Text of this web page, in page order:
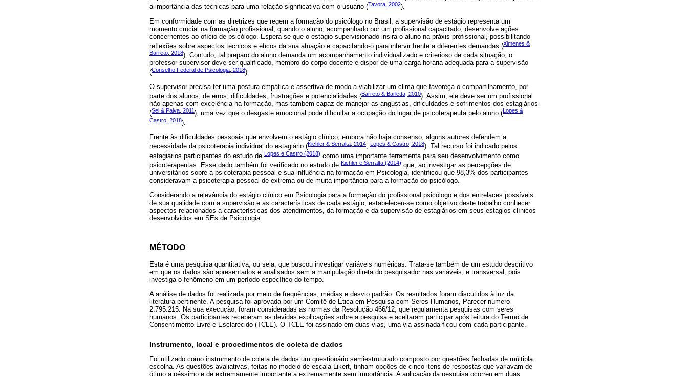
a importância das técnicas para uma relação significativa com o usuário (Tavora, 2002).
Em conformidade com as diretrizes que regem a formação do psicólogo no Brasil, a supervisão de estágio representa um
momento crucial na formação profissional, quando o aluno, acompanhado por um profissional capacitado, desenvolve ações
concernentes ao ofício de psicólogo. Espera-se que o estágio supervisionado insira o aluno na práxis profissional, possibilitando
reflexões sobre aspectos técnicos e éticos da sua atuação e capacitando-o para intervir frente a diferentes demandas (Ximenes &
Barreto, 2018). Contudo, tal preparo do aluno demanda um acompanhamento individualizado e criterioso de cada situação, o
professor supervisor deve ser qualificado, membro do corpo docente e dispor de uma carga horária adequada para a supervisão
(Conselho Federal de Psicologia, 2018).
O supervisor precisa ter uma postura empática e assertiva de modo a viabilizar um clima que favoreça o compartilhamento, por
parte dos alunos, de erros, dificuldades, frustrações e potencialidades (Barreto & Barletta, 2010). Assim, ele deve ser um profissional
não apenas com excelência na formação, mas também capaz de manejar as angústias, dificuldades e sofrimentos dos estagiários
(Sei & Paiva, 2011 ), uma vez que o desgaste emocional pode dificultar a ocupação do lugar de psicoterapeuta pelo aluno ( Lopes &
Castro, 2018).
Frente às dificuldades pessoais que envolvem o estágio clínico, embora não haja consenso, alguns autores defendem a
necessidade da psicoterapia individual do estagiário (Kichler & Serralta, 2014; Lopes & Castro, 2018). Tal recurso foi indicado pelos
estagiários participantes do estudo de Lopes e Castro (2018) como uma importante ferramenta para seu desenvolvimento como
psicoterapeutas. Esse dado também foi verificado no estudo de Kichler e Serralta (2014) que, ao investigar as percepções de
universitários sobre a psicoterapia pessoal e sua influência na formação em Psicologia, identificou que 98,3% dos participantes
consideravam a psicoterapia pessoal de extrema ou de muita importância para a formação do psicólogo.
Considerando a relevância do estágio clínico em Psicologia para a formação do profissional psicólogo e dos entrelaces possíveis
de sua qualidade com a supervisão e as características de cada estágio, estabeleceu-se como objetivo deste trabalho conhecer
aspectos relacionados a características dos atendimentos, da formação e da supervisão de estagiários em seus estágios clínicos
desenvolvidos em SEs de Psicologia.
MÉTODO
Esta é uma pesquisa quantitativa, ou seja, que buscou investigar variáveis numéricas. Trata-se também de um estudo descritivo
em que os dados são apresentados e analisados sem a manipulação direta do pesquisador nas variáveis; e transversal, pois
investiga o fenômeno em um período específico do tempo.
A análise de dados foi realizada por meio de frequências, médias e desvio padrão. Os resultados foram discutidos à luz da
literatura pertinente. A pesquisa foi aprovada por um Comitê de Ética em Pesquisa com Seres Humanos, Parecer número
2.795.215. Na sua execução, foram consideradas as normas da Resolução 466/12, que regulamenta pesquisas com seres
humanos. Os participantes receberam as devidas explicações sobre a pesquisa e aceitaram participar após leitura do Termo de
Consentimento Livre e Esclarecido (TCLE). O TCLE foi assinado em duas vias, uma via assinada ficou com cada participante.
Instrumento, local e procedimentos de coleta de dados
Foi utilizado como instrumento de coleta de dados um questionário semiestruturado composto por questões fechadas de múltipla
escolha. As questões avaliativas, feitas no modelo de escala Likert, tinham opções de cinco itens de respostas que variavam de
ótimo a péssimo e de extremamente importante a extremamente sem importância. A aplicação da pesquisa ocorreu em duas